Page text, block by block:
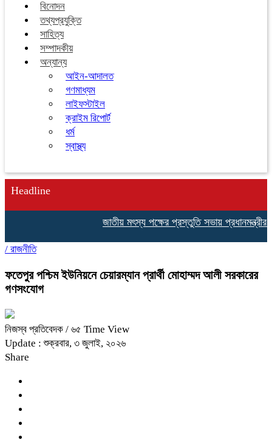
বিনোদন
তথ্যপ্রযুক্তি
সাহিত্য
সম্পাদকীয়
অন্যান্য
আইন-আদালত
গণমাধ্যম
লাইফস্টাইল
ক্রাইম রিপোর্ট
ধর্ম
স্বাস্থ্য
Headline
জাতীয় মৎস্য পক্ষের প্রস্তুতি সভায় প্রধানমন্ত্রীর
/ রাজনীতি
ফতেপুর পশ্চিম ইউনিয়নে চেয়ারম্যান প্রার্থী মোহাম্মদ আলী সরকারের
গণসংযোগ
নিজস্ব প্রতিবেদক / ৬৫ Time View
Update : শুক্রবার, ৩ জুলাই, ২০২৬
Share